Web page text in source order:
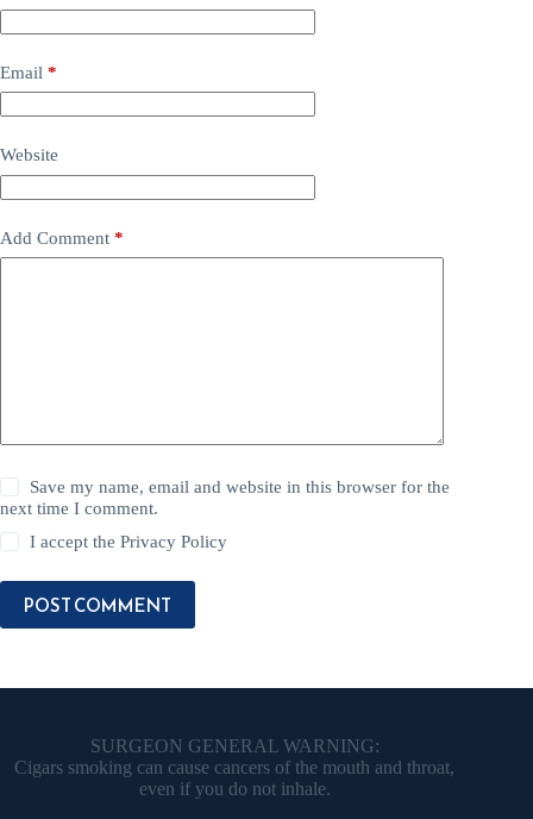
Email *
Website
Add Comment *
Save my name, email and website in this browser for the
next time I comment.
I accept thePrivacy Policy
POST COMMENT
SURGEON GENERAL WARNING:
Cigars smoking can cause cancers of the mouth and throat,
even if you do not inhale.